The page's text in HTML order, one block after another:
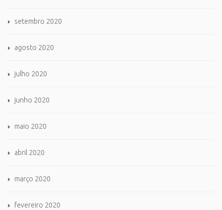
setembro 2020
agosto 2020
julho 2020
junho 2020
maio 2020
abril 2020
março 2020
fevereiro 2020